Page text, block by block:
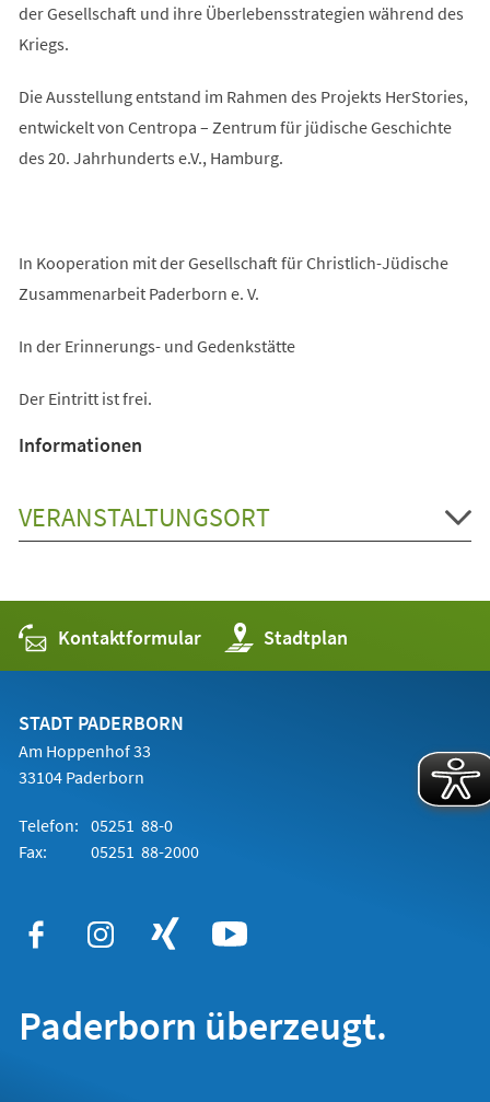
der Gesellschaft und ihre Überlebensstrategien während des
Kriegs.
Die Ausstellung entstand im Rahmen des Projekts HerStories,
entwickelt von Centropa – Zentrum für jüdische Geschichte
des 20. Jahrhunderts e.V., Hamburg.
In Kooperation mit der Gesellschaft für Christlich-Jüdische
Zusammenarbeit Paderborn e. V.
In der Erinnerungs- und Gedenkstätte
Der Eintritt ist frei.
Informationen
VERANSTALTUNGSORT
Kontaktformular Stadtplan
(Öffnet
in
einem
STADT PADERBORN
Am Hoppenhof 33
33104 Paderborn
Telefon: 05251 88-0
Fax:
05251 88-2000
Paderborn überzeugt.